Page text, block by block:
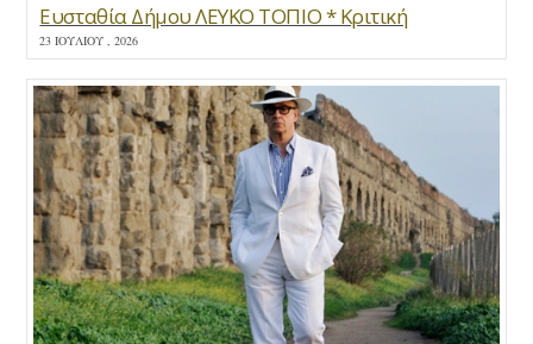
Ευσταθία Δήμου ΛΕΥΚΟ ΤΟΠΙΟ * Κριτική
23 ΙΟΥΛΊΟΥ , 2026